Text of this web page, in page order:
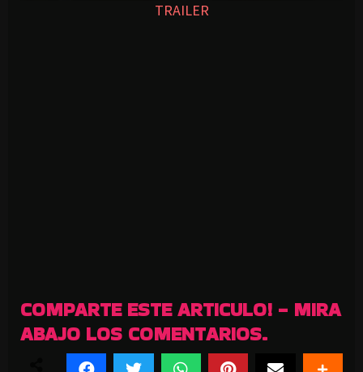
TRAILER
COMPARTE ESTE ARTICULO! - MIRA
ABAJO LOS COMENTARIOS.